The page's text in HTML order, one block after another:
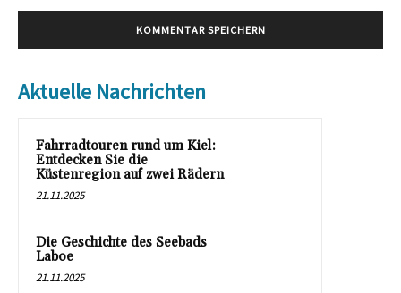
Aktuelle Nachrichten
Fahrradtouren rund um Kiel:
Entdecken Sie die
Küstenregion auf zwei Rädern
21.11.2025
Die Geschichte des Seebads
Laboe
21.11.2025